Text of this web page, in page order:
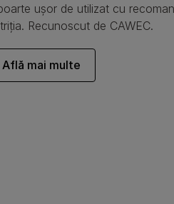
ușor de utilizat cu
Recunoscut de CAWEC.
Află mai multe